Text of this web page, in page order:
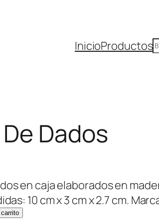
InicioProductos
Dados
en caja elaborados en
10 cm x 3 cm x 2.7 cm.